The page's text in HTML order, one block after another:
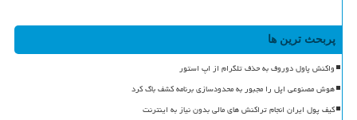
پربحث ترین ها
واکنش پاول دوروف به حذف تلگرام از اپ استور
هوش مصنوعی اپل را مجبور به محدودسازی برنامه کشف باگ کرد
کیف پول ایران انجام تراکنش های مالی بدون نیاز به اینترنت